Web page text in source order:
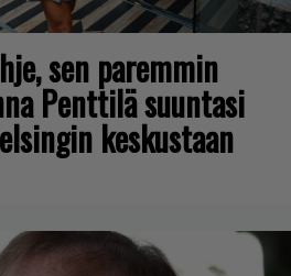
sen paremmin
Penttilä suuntasi
keskustaan